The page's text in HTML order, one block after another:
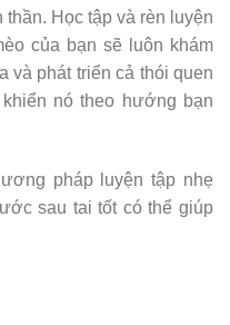
thần. Học tập và rèn luyện
của bạn sẽ luôn khám
và phát triển cả thói quen
nó theo hướng bạn
pháp luyện tập nhẹ
sau tai tốt có thể giúp